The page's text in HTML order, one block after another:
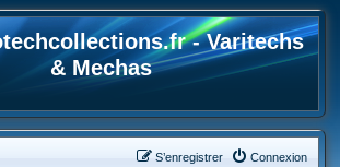
- Varitechs
& Mechas
Connexion
S’enregistrer